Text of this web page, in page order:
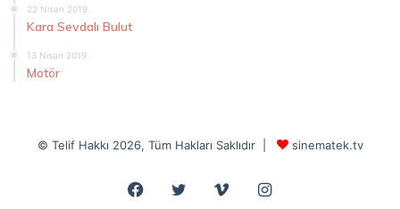
22 Nisan 2019
Kara Sevdalı Bulut
13 Nisan 2019
Motör
© Telif Hakkı 2026, Tüm Hakları Saklıdır | sinematek.tv
Facebook
Twitter VimeoInstagram